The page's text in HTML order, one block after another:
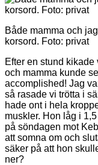
Både mamma och
korsord. Foto: privat
Efter en stund
och mamma kunde
accomplished! Jag
så rasade vi trötta i
hade ont i hela
muskler. Hon låg i
på söndagen mot
att somna om och
säker på att hon
ner?